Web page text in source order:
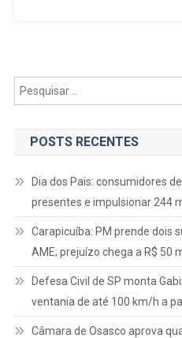
Paulo
No
Chile
POSTS RECENTES
Dia dos Pais: consumidores
presentes e impulsionar 244
Carapicuíba: PM prende dois
AME; prejuízo chega a R$ 50
Defesa Civil de SP monta
ventania de até 100 km/h a
Câmara de Osasco aprova